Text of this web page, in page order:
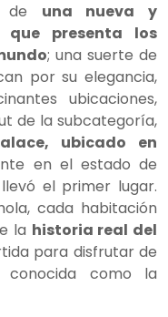
de una nueva y
que presenta los
; una suerte de
por su elegancia,
ubicaciones,
de la subcategoría,
ubicado en
en el estado de
el primer lugar.
cada habitación
la historia real del
para disfrutar de
como la